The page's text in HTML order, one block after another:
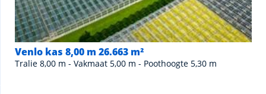
Venlo kas 8,00 m 26.663 m²
Tralie 8,00 m - Vakmaat 5,00 m - Poothoogte 5,30 m